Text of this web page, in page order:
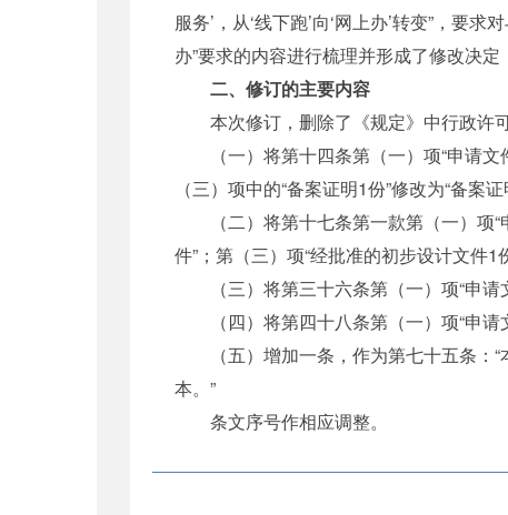
服务’，从‘线下跑’向‘网上办’转变”，要
办”要求的内容进行梳理并形成了修改决
二、修订的主要内容
本次修订，删除了《规定》中行政许可
（一）将第十四条第（一）项“申请文件
（三）项中的“备案证明1份”修改为“备案证
（二）将第十七条第一款第（一）项“
件”；第（三）项“经批准的初步设计文件1
（三）将第三十六条第（一）项“申请文
（四）将第四十八条第（一）项“申请文
（五）增加一条，作为第七十五条：“
本。”
条文序号作相应调整。